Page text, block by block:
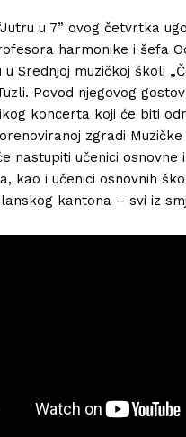
u 7” ovog četvrtka
harmonike i šefa
u Srednjoj muzičkoj školi
Povod njegovog
koncerta koji će biti
zgradi
nastupiti učenici osnovne
kao i učenici osnovnih
kantona – svi iz